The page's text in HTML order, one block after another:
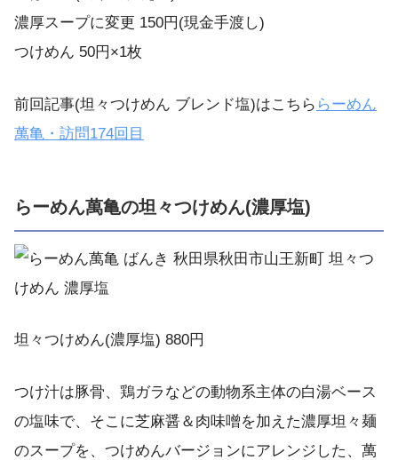
濃厚スープに変更 150円(現金手渡し)
つけめん 50円×1枚
前回記事(坦々つけめん ブレンド塩)はこちら らーめん
萬亀・訪問174回目
らーめん萬亀の坦々つけめん(濃厚塩)
坦々つけめん(濃厚塩) 880円
つけ汁は豚骨、鶏ガラなどの動物系主体の白湯ベース
の塩味で、そこに芝麻醤＆肉味噌を加えた濃厚坦々麺
のスープを、つけめんバージョンにアレンジした、萬